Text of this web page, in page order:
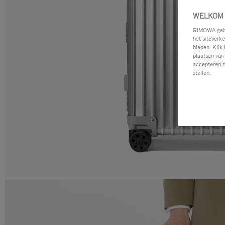
RIMOWA
het
bieden. Klik
plaatsen
accepteren
stellen.